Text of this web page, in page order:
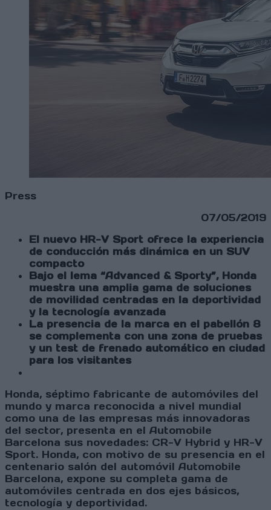
Press
07/05/2019
El nuevo HR-V Sport ofrece la experiencia
de conducción más dinámica en un SUV
compacto
Bajo el lema “Advanced & Sporty”, Honda
muestra una amplia gama de soluciones
de movilidad centradas en la deportividad
y la tecnología avanzada
La presencia de la marca en el pabellón 8
se complementa con una zona de pruebas
y un test de frenado automático en ciudad
para los visitantes
Honda, séptimo fabricante de automóviles del
mundo y marca reconocida a nivel mundial
como una de las empresas más innovadoras
del sector, presenta en el Automobile
Barcelona sus novedades: CR-V Hybrid y HR-V
Sport. Honda, con motivo de su presencia en el
centenario salón del automóvil Automobile
Barcelona, expone su completa gama de
automóviles centrada en dos ejes básicos,
tecnología y deportividad.